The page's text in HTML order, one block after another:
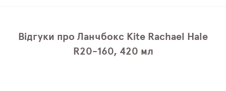
Відгуки про Ланчбокс Kite Rachael Hale
R20-160, 420 мл